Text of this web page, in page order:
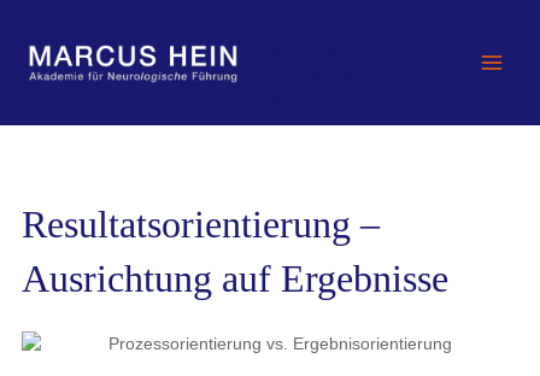
springen
Resultatsorientierung –
Ausrichtung auf Ergebnisse